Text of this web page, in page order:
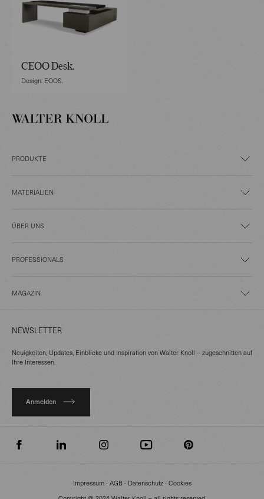
CEOO Desk.
Design: EOOS.
PRODUKTE
MATERIALIEN
ÜBER UNS
PROFESSIONALS
MAGAZIN
NEWSLETTER
Neuigkeiten, Updates, Einblicke und Inspiration von Walter Knoll – zugeschnitten auf
Ihre Interessen.
Anmelden
Impressum∙ AGB∙ Datenschutz∙ Cookies